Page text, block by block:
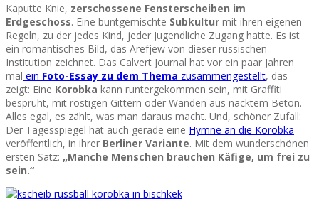
Kaputte Knie, zerschossene Fensterscheiben im
Erdgeschoss. Eine buntgemischte Subkultur mit ihren eigenen
Regeln, zu der jedes Kind, jeder Jugendliche Zugang hatte. Es ist
ein romantisches Bild, das Arefjew von dieser russischen
Institution zeichnet. Das Calvert Journal hat vor ein paar Jahren
mal ein Foto-Essay zu dem Thema zusammengestellt, das
zeigt: Eine Korobka kann runtergekommen sein, mit Graffiti
besprüht, mit rostigen Gittern oder Wänden aus nacktem Beton.
Alles egal, es zählt, was man daraus macht. Und, schöner Zufall:
Der Tagesspiegel hat auch gerade eine Hymne an die Korobka
veröffentlich, in ihrer Berliner Variante. Mit dem wunderschönen
ersten Satz: „Manche Menschen brauchen Käfige, um frei zu
sein.“